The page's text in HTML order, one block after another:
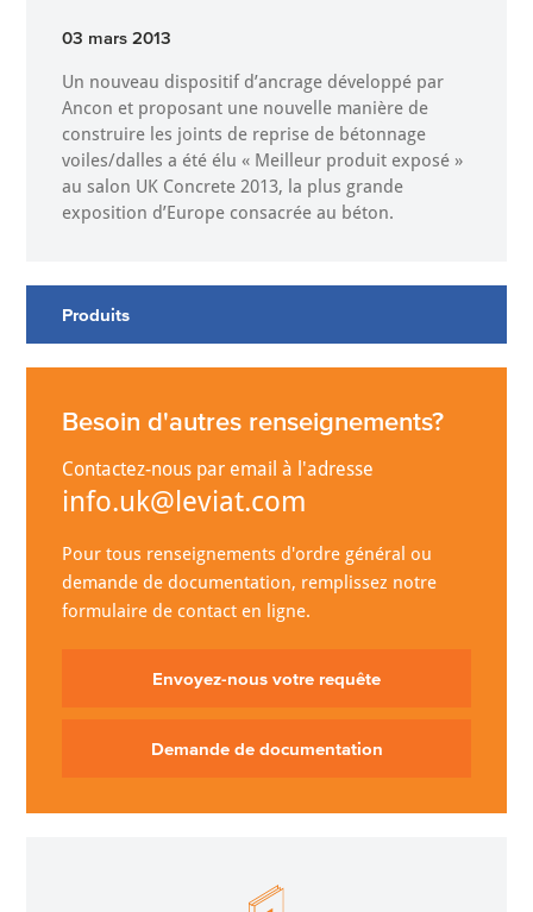
03 mars 2013
Un nouveau dispositif d’ancrage développé par
Ancon et proposant une nouvelle manière de
construire les joints de reprise de bétonnage
voiles/dalles a été élu « Meilleur produit exposé »
au salon UK Concrete 2013, la plus grande
exposition d’Europe consacrée au béton.
Produits
Besoin d'autres renseignements?
Contactez-nous par email à l'adresse
info.uk@leviat.com
Pour tous renseignements d'ordre général ou
demande de documentation, remplissez notre
formulaire de contact en ligne.
Envoyez-nous votre requête
Demande de documentation